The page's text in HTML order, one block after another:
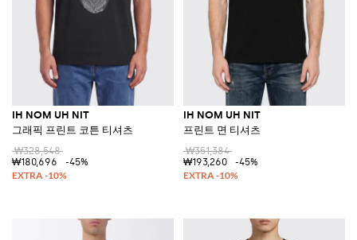
IH NOM UH NIT
그래픽 프린트 코튼 티셔츠
₩328,548
₩180,696
-45%
IH NOM UH NIT
프린트 면 티셔츠
₩351,384
₩193,260
-45%